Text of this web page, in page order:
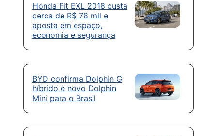
Honda Fit EXL 2018 custa
cerca de R$ 78 mil e
aposta em espaço,
economia e segurança
BYD confirma Dolphin G
híbrido e novo Dolphin
Mini para o Brasil